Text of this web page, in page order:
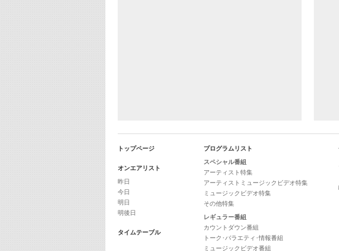
トップページ
オンエアリスト
昨日
今日
明日
明後日
タイムテーブル
プログラムリスト
スペシャル番組
アーティスト特集
アーティストミュージックビデオ特集
ミュージックビデオ特集
その他特集
レギュラー番組
カウントダウン番組
トーク･バラエティ･情報番組
ミュージックビデオ番組